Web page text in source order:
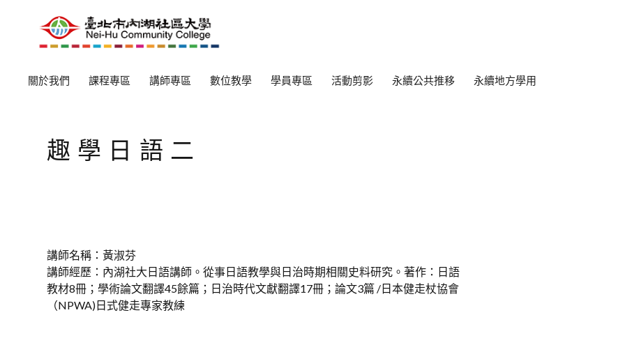
關於我們 課程專區 講師專區 數位教學 學員專區 活動剪影 永續公共推移 永續地方學用
趣學日語二
講師名稱：黃淑芬
講師經歷：內湖社大日語講師。從事日語教學與日治時期相關史料研究。著作：日語
教材8冊；學術論文翻譯45餘篇；日治時代文獻翻譯17冊；論文3篇 /日本健走杖協會
（NPWA)日式健走專家教練